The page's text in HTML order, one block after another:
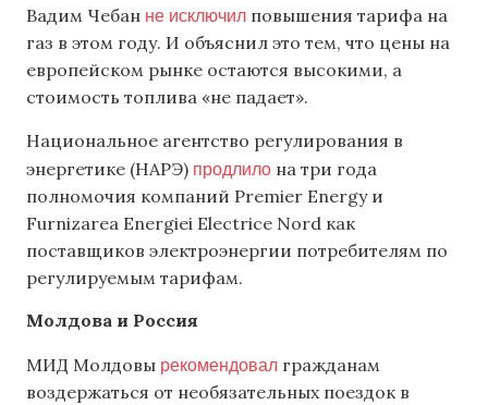
Вадим Чебан не исключил повышения тарифа на
газ в этом году. И объяснил это тем, что цены на
европейском рынке остаются высокими, а
стоимость топлива «не падает».
Национальное агентство регулирования в
энергетике (НАРЭ) продлило на три года
полномочия компаний Premier Energy и
Furnizarea Energiei Electrice Nord как
поставщиков электроэнергии потребителям по
регулируемым тарифам.
Молдова и Россия
МИД Молдовы рекомендовал гражданам
воздержаться от необязательных поездок в